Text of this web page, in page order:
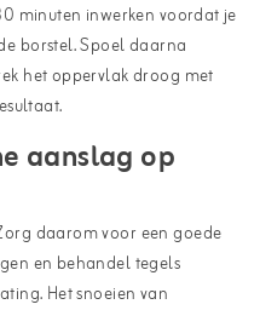
minuten inwerken voordat je
borstel. Spoel daarna
het oppervlak droog met
aanslag op
daarom voor een goede
en behandel tegels
Het snoeien van